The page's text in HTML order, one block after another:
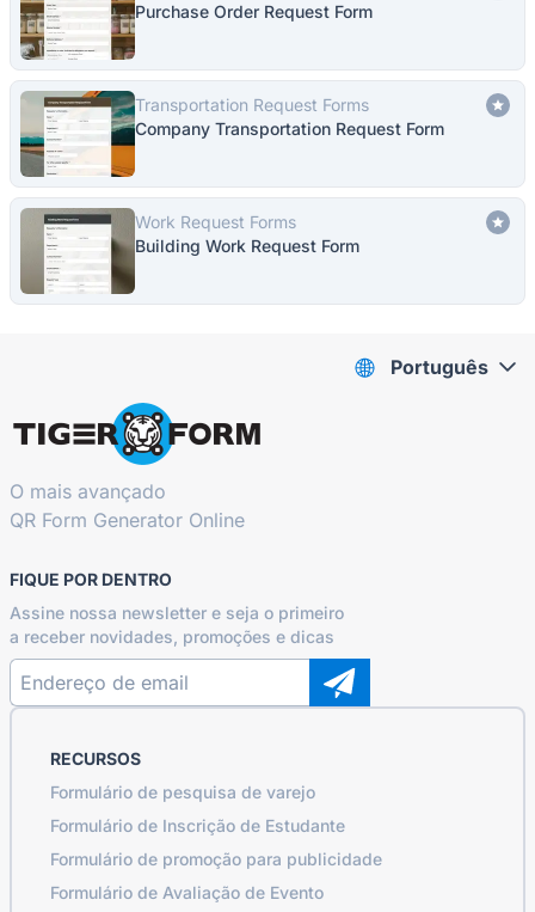
Purchase Order Request Form
Transportation Request Forms
Company Transportation Request Form
Work Request Forms
Building Work Request Form
O mais avançado
QR Form Generator Online
FIQUE POR DENTRO
Assine nossa newsletter e seja o primeiro
a receber novidades, promoções e dicas
RECURSOS
Formulário de pesquisa de varejo
Formulário de Inscrição de Estudante
Formulário de promoção para publicidade
Formulário de Avaliação de Evento
Português